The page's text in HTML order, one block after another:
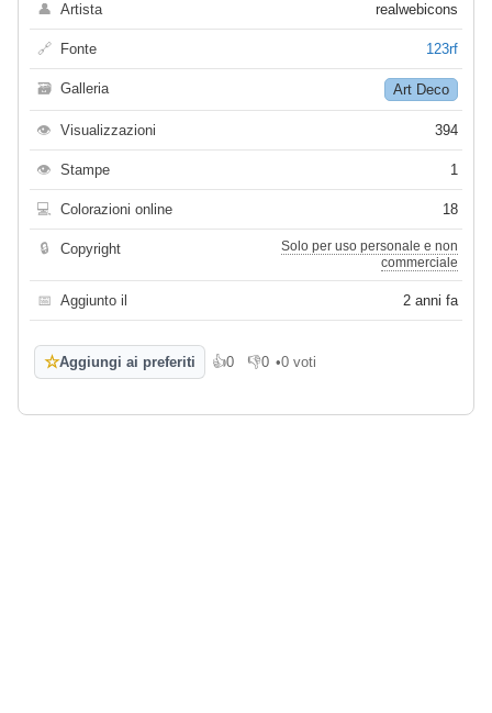
👤 Artista realwebicons
🔗 Fonte 123rf
🗃 Galleria Art Deco
👁 Visualizzazioni 394
👁 Stampe 1
💻 Colorazioni online 18
🔒 Copyright
Solo per uso personale e non
commerciale
📅 Aggiunto il 2 anni fa
☆Aggiungi ai preferiti 👍0
Mi piace
👎0
Non mi piace
•0 voti